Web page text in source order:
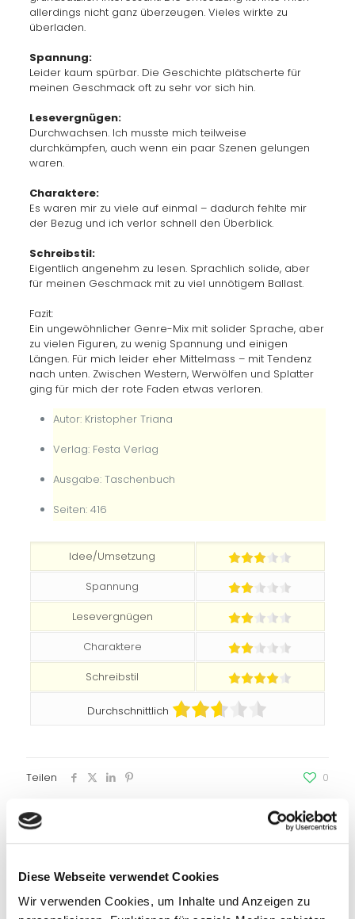
Diese Webseite verwendet Cookies
Wir verwenden Cookies, um Inhalte und Anzeigen zu
allerdings nicht ganz überzeugen. Vieles wirkte zu
überladen.
Spannung:
Leider kaum spürbar. Die Geschichte plätscherte für
meinen Geschmack oft zu sehr vor sich hin.
Lesevergnügen:
Durchwachsen. Ich musste mich teilweise
durchkämpfen, auch wenn ein paar Szenen gelungen
waren.
Charaktere:
Es waren mir zu viele auf einmal – dadurch fehlte mir
der Bezug und ich verlor schnell den Überblick.
Schreibstil:
Eigentlich angenehm zu lesen. Sprachlich solide, aber
für meinen Geschmack mit zu viel unnötigem Ballast.
Fazit:
Ein ungewöhnlicher Genre-Mix mit solider Sprache, aber
zu vielen Figuren, zu wenig Spannung und einigen
Längen. Für mich leider eher Mittelmass – mit Tendenz
nach unten. Zwischen Western, Werwölfen und Splatter
ging für mich der rote Faden etwas verloren.
Autor: Kristopher Triana
Verlag: Festa Verlag
Ausgabe: Taschenbuch
Seiten: 416
Idee/Umsetzung
Spannung
Lesevergnügen
Charaktere
Schreibstil
Durchschnittlich
Teilen 0